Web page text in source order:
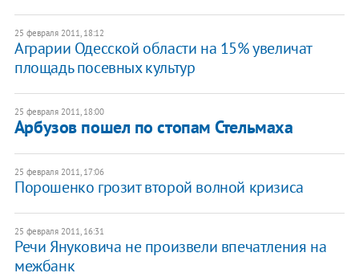
25 февраля 2011, 18:12
Аграрии Одесской области на 15% увеличат
площадь посевных культур
25 февраля 2011, 18:00
Арбузов пошел по стопам Стельмаха
25 февраля 2011, 17:06
Порошенко грозит второй волной кризиса
25 февраля 2011, 16:31
Речи Януковича не произвели впечатления на
межбанк